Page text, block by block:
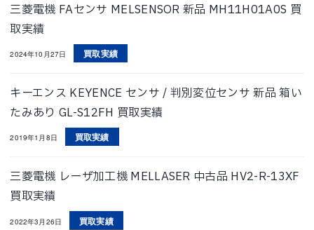
三菱電機 FAセンサ MELSENSOR 新品 MH11H01A0S 買
取実績
2024年10月27日 買取実績
キーエンス KEYENCE センサ / 判別変位センサ 新品 箱い
たみあり GL-S12FH 買取実績
2019年1月8日 買取実績
三菱電機 レーザ加工機 MELLASER 中古品 HV2-R-13XF
買取実績
2022年3月26日 買取実績